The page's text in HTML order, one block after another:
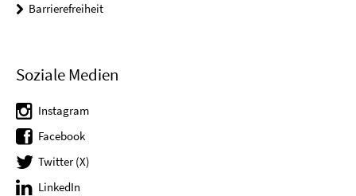
Barrierefreiheit
Soziale Medien
Instagram
Facebook
Twitter (X)
LinkedIn